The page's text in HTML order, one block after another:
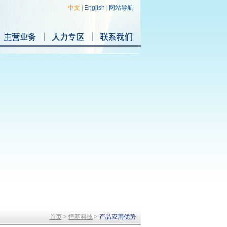
中文 English 网站导航
首页> 恒基科技> 产品应用优势